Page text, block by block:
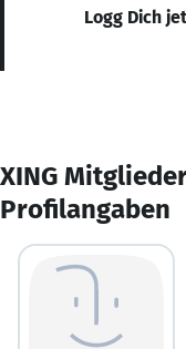
Logg Dich
XING
Profilangaben